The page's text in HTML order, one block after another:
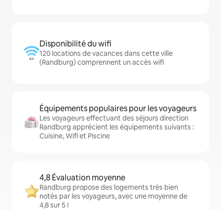
Disponibilité du wifi
120 locations de vacances dans cette ville
(Randburg) comprennent un accès wifi
Équipements populaires pour les voyageurs
Les voyageurs effectuant des séjours direction
Randburg apprécient les équipements suivants :
Cuisine, Wifi et Piscine
4,8 Évaluation moyenne
Randburg propose des logements très bien
notés par les voyageurs, avec une moyenne de
4,8 sur 5 !